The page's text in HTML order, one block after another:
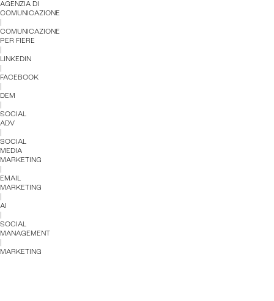
Blockchain
Intelligenza artificiale
Chatbot e assistenti virtuali
Realtà Aumentata
Realtà Virtuale
AGENZIA DI
COMUNICAZIONE
COMUNICAZIONE
PER FIERE
LINKEDIN
FACEBOOK
DEM
SOCIAL
ADV
SOCIAL
MEDIA
MARKETING
EMAIL
MARKETING
AI
SOCIAL
MANAGEMENT
MARKETING